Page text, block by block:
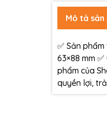
Mô tả sản
✅ Sản
63×88 mm
phẩm của
quyền lợi,